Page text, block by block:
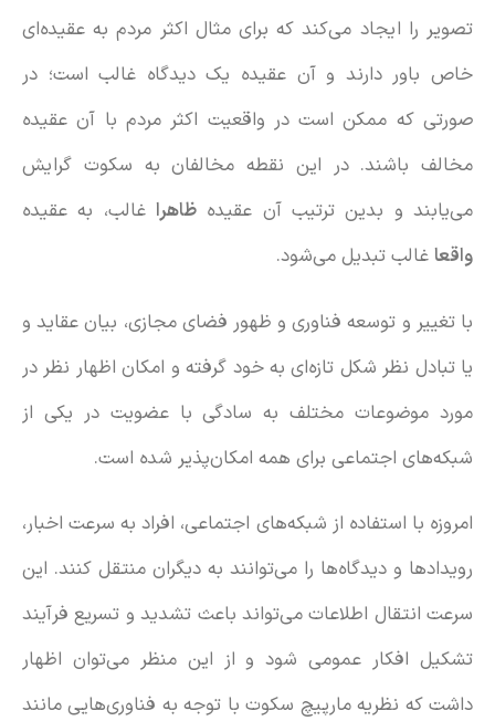
تصویر را ایجاد می‌کند که برای مثال اکثر مردم به عقیده‌ای
خاص باور دارند و آن عقیده یک دیدگاه غالب است؛ در
صورتی که ممکن است در واقعیت اکثر مردم با آن عقیده
مخالف باشند. در این نقطه مخالفان به سکوت گرایش
می‌یابند و بدین ترتیب آن عقیده ظاهرا غالب، به عقیده
واقعا غالب تبدیل می‌شود.
با تغییر و توسعه فناوری و ظهور فضای مجازی، بیان عقاید و
یا تبادل نظر شکل تازه‌ای به خود گرفته و امکان اظهار نظر در
مورد موضوعات مختلف به سادگی با عضویت در یکی از
شبکه‌های اجتماعی برای همه امکان‌پذیر شده است.
امروزه با استفاده از شبکه‌های اجتماعی، افراد به سرعت اخبار،
رویدادها و دیدگاه‌ها را می‌توانند به دیگران منتقل کنند. این
سرعت انتقال اطلاعات می‌تواند باعث تشدید و تسریع فرآیند
تشکیل افکار عمومی شود و از این منظر می‌توان اظهار
داشت که نظریه مارپیچ سکوت با توجه به فناوری‌هایی مانند